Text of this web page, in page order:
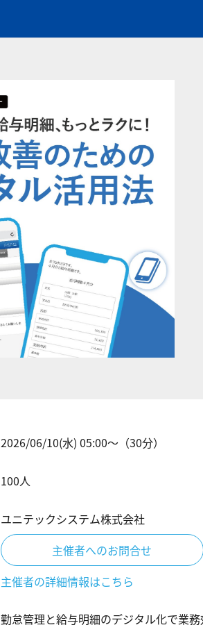
2026/06/10(水) 05:00〜（30分）
100人
ユニテックシステム株式会社
主催者へのお問合せ
主催者の詳細情報はこちら
勤怠管理と給与明細のデジタル化で業